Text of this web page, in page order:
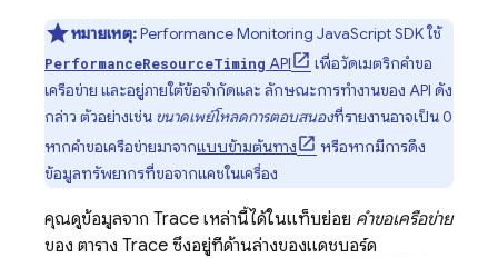
หมายเหตุ:Performance Monitoring JavaScript SDK ใช้
PerformanceResourceTiming API
เพื่อวัดเมตริกคำขอ
เครือข่าย และอยู่ภายใต้ข้อจำกัดและ ลักษณะการทำงานของ API ดัง
กล่าว ตัวอย่างเช่น ขนาดเพย์โหลดการตอบสนองที่รายงานอาจเป็น 0
หากคำขอเครือข่ายมาจากแบบข้ามต้นทาง
หรือหากมีการดึง
ข้อมูลทรัพยากรที่ขอจากแคชในเครื่อง
คุณดูข้อมูลจาก Trace เหล่านี้ได้ในแท็บย่อย คำขอเครือข่าย
ของ ตาราง Trace ซึ่งอยู่ที่ด้านล่างของแดชบอร์ด